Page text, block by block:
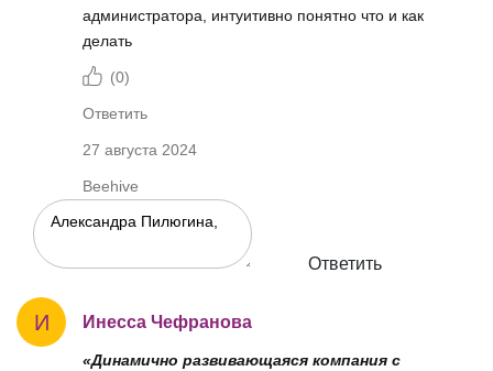
администратора, интуитивно понятно что и как
делать
(0)
Ответить
27 августа 2024
Beehive
Ответить
И Инесса Чефранова
«Динамично развивающаяся компания с